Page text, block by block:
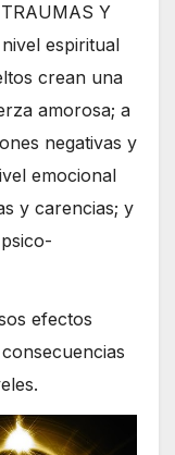
Y
espiritual
crean una
amorosa; a
negativas y
emocional
y carencias; y
efectos